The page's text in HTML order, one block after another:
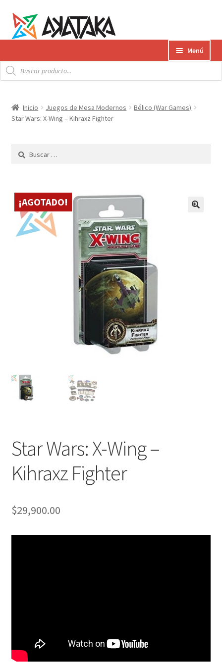
la
navegación
contenido
Menú
Productos
el
hijo
Envíos
AKATAKA BOOKS
Mi cuenta
Búsqueda
de
productos
Inicio Juegos de Mesa Modernos
Bélico (War Games)
Star Wars: X-Wing – Kihraxz Fighter
¡AGOTADO!
Star Wars: X-Wing –
Kihraxz Fighter
$29,900.00
Buscar: